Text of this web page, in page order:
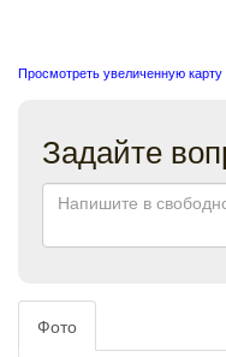
Просмотреть увеличенную карту
Задайте
Фото